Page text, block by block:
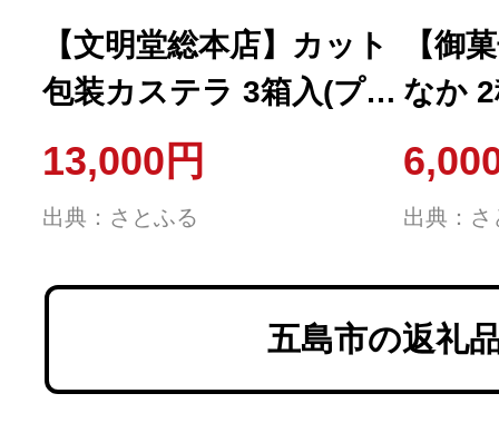
【文明堂総本店】カット
包装カステラ 3箱入(プレ
ーン・抹茶・チョコレー
ト)(五島市)
13,000円
出典：さとふる
【御
なか
10個
出典：さ
五島市の返礼